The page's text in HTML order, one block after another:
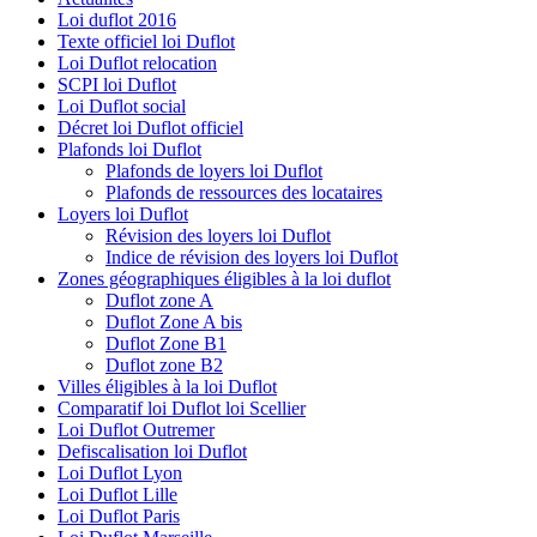
Loi duflot 2016
Texte officiel loi Duflot
Loi Duflot relocation
SCPI loi Duflot
Loi Duflot social
Décret loi Duflot officiel
Plafonds loi Duflot
Plafonds de loyers loi Duflot
Plafonds de ressources des locataires
Loyers loi Duflot
Révision des loyers loi Duflot
Indice de révision des loyers loi Duflot
Zones géographiques éligibles à la loi duflot
Duflot zone A
Duflot Zone A bis
Duflot Zone B1
Duflot zone B2
Villes éligibles à la loi Duflot
Comparatif loi Duflot loi Scellier
Loi Duflot Outremer
Defiscalisation loi Duflot
Loi Duflot Lyon
Loi Duflot Lille
Loi Duflot Paris